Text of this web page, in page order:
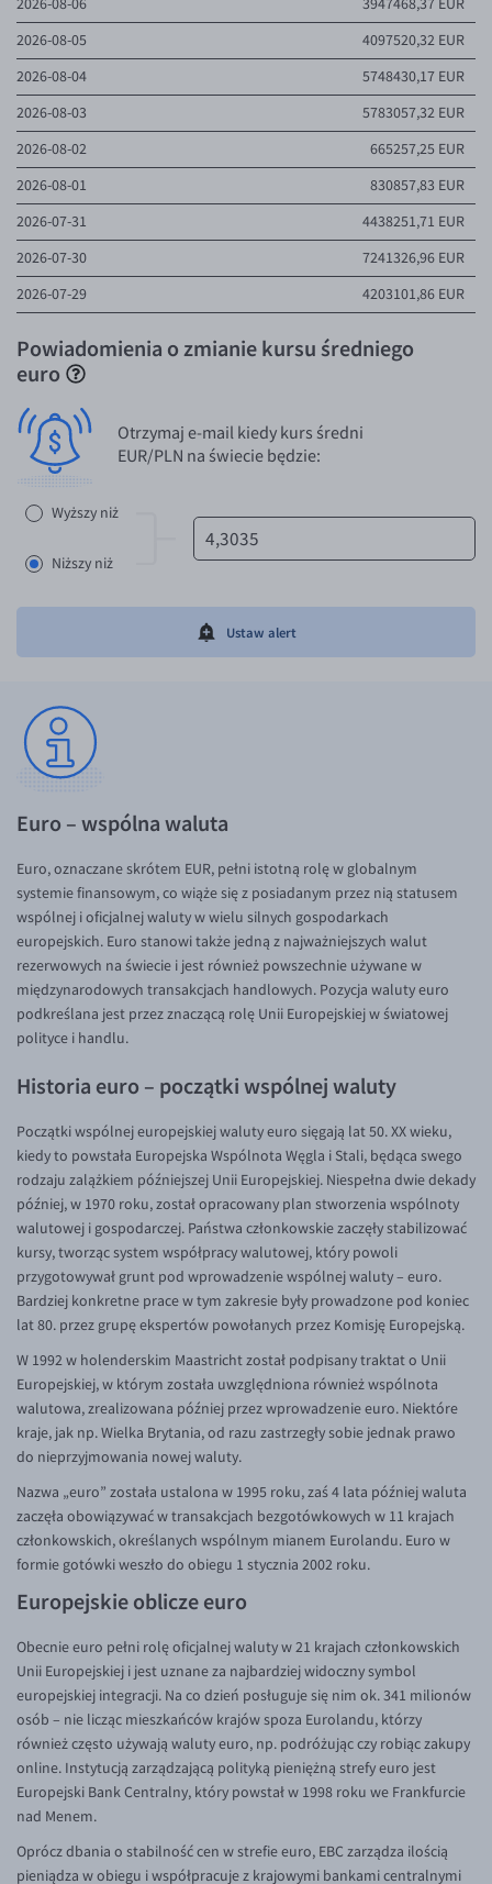
2026-08-06
3947468,37 EUR
2026-08-05
4097520,32 EUR
2026-08-04
5748430,17 EUR
2026-08-03
5783057,32 EUR
2026-08-02
665257,25 EUR
2026-08-01
830857,83 EUR
2026-07-31
4438251,71 EUR
2026-07-30
7241326,96 EUR
2026-07-29
4203101,86 EUR
Powiadomienia o zmianie kursu średniego
euro
Otrzymaj e-mail kiedy kurs średni
EUR/PLN na świecie będzie:
Wyższy niż
Niższy niż
Ustaw alert
Euro – wspólna waluta
Euro, oznaczane skrótem EUR, pełni istotną rolę w globalnym
systemie finansowym, co wiąże się z posiadanym przez nią statusem
wspólnej i oficjalnej waluty w wielu silnych gospodarkach
europejskich. Euro stanowi także jedną z najważniejszych walut
rezerwowych na świecie i jest również powszechnie używane w
międzynarodowych transakcjach handlowych. Pozycja waluty euro
podkreślana jest przez znaczącą rolę Unii Europejskiej w światowej
polityce i handlu.
Historia euro – początki wspólnej waluty
Początki wspólnej europejskiej waluty euro sięgają lat 50. XX wieku,
kiedy to powstała Europejska Wspólnota Węgla i Stali, będąca swego
rodzaju zalążkiem późniejszej Unii Europejskiej. Niespełna dwie dekady
później, w 1970 roku, został opracowany plan stworzenia wspólnoty
walutowej i gospodarczej. Państwa członkowskie zaczęły stabilizować
kursy, tworząc system współpracy walutowej, który powoli
przygotowywał grunt pod wprowadzenie wspólnej waluty – euro.
Bardziej konkretne prace w tym zakresie były prowadzone pod koniec
lat 80. przez grupę ekspertów powołanych przez Komisję Europejską.
W 1992 w holenderskim Maastricht został podpisany traktat o Unii
Europejskiej, w którym została uwzględniona również wspólnota
walutowa, zrealizowana później przez wprowadzenie euro. Niektóre
kraje, jak np. Wielka Brytania, od razu zastrzegły sobie jednak prawo
do nieprzyjmowania nowej waluty.
Nazwa „euro” została ustalona w 1995 roku, zaś 4 lata później waluta
zaczęła obowiązywać w transakcjach bezgotówkowych w 11 krajach
członkowskich, określanych wspólnym mianem Eurolandu. Euro w
formie gotówki weszło do obiegu 1 stycznia 2002 roku.
Europejskie oblicze euro
Obecnie euro pełni rolę oficjalnej waluty w 21 krajach członkowskich
Unii Europejskiej i jest uznane za najbardziej widoczny symbol
europejskiej integracji. Na co dzień posługuje się nim ok. 341 milionów
osób – nie licząc mieszkańców krajów spoza Eurolandu, którzy
również często używają waluty euro, np. podróżując czy robiąc zakupy
online. Instytucją zarządzającą polityką pieniężną strefy euro jest
Europejski Bank Centralny, który powstał w 1998 roku we Frankfurcie
nad Menem.
Oprócz dbania o stabilność cen w strefie euro, EBC zarządza ilością
pieniądza w obiegu i współpracuje z krajowymi bankami centralnymi